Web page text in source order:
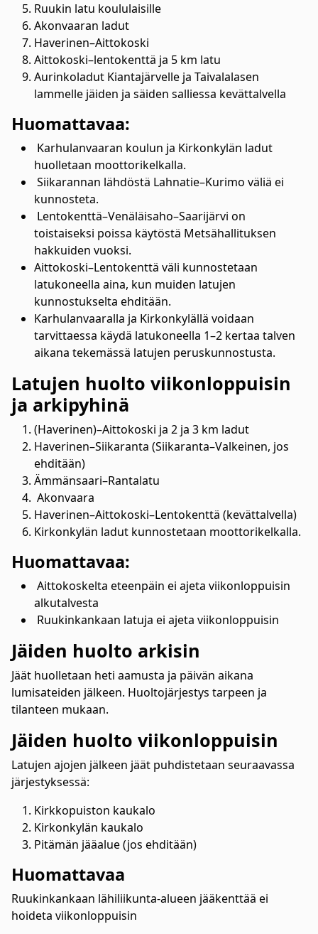
Ruukin latu koululaisille
Akonvaaran ladut
Haverinen–Aittokoski
Aittokoski–lentokenttä ja 5 km latu
Aurinkoladut Kiantajärvelle ja Taivalalasen
lammelle jäiden ja säiden salliessa kevättalvella
Huomattavaa:
Karhulanvaaran koulun ja Kirkonkylän ladut
huolletaan moottorikelkalla.
Siikarannan lähdöstä Lahnatie–Kurimo väliä ei
kunnosteta.
Lentokenttä–Venäläisaho–Saarijärvi on
toistaiseksi poissa käytöstä Metsähallituksen
hakkuiden vuoksi.
Aittokoski–Lentokenttä väli kunnostetaan
latukoneella aina, kun muiden latujen
kunnostukselta ehditään.
Karhulanvaaralla ja Kirkonkylällä voidaan
tarvittaessa käydä latukoneella 1–2 kertaa talven
aikana tekemässä latujen peruskunnostusta.
Latujen huolto viikonloppuisin
ja arkipyhinä
(Haverinen)–Aittokoski ja 2 ja 3 km ladut
Haverinen–Siikaranta (Siikaranta–Valkeinen, jos
ehditään)
Ämmänsaari–Rantalatu
Akonvaara
Haverinen–Aittokoski–Lentokenttä (kevättalvella)
Kirkonkylän ladut kunnostetaan moottorikelkalla.
Huomattavaa:
Aittokoskelta eteenpäin ei ajeta viikonloppuisin
alkutalvesta
Ruukinkankaan latuja ei ajeta viikonloppuisin
Jäiden huolto arkisin
Jäät huolletaan heti aamusta ja päivän aikana
lumisateiden jälkeen. Huoltojärjestys tarpeen ja
tilanteen mukaan.
Jäiden huolto viikonloppuisin
Latujen ajojen jälkeen jäät puhdistetaan seuraavassa
järjestyksessä:
Kirkkopuiston kaukalo
Kirkonkylän kaukalo
Pitämän jääalue (jos ehditään)
Huomattavaa
Ruukinkankaan lähiliikunta-alueen jääkenttää ei
hoideta viikonloppuisin